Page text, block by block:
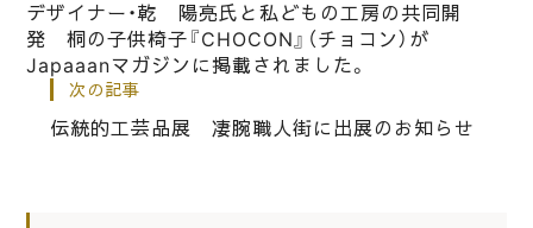
2020.03.09| お知らせ
産経新聞ネット版にも掲載されまし
デザイナー・乾 陽亮氏と私どもの工房の共同開
発 桐の子供椅子『CHOCON』（チョコン）が
Japaaanマガジンに掲載されました。
次の記事
伝統的工芸品展 凄腕職人街に出展のお知らせ